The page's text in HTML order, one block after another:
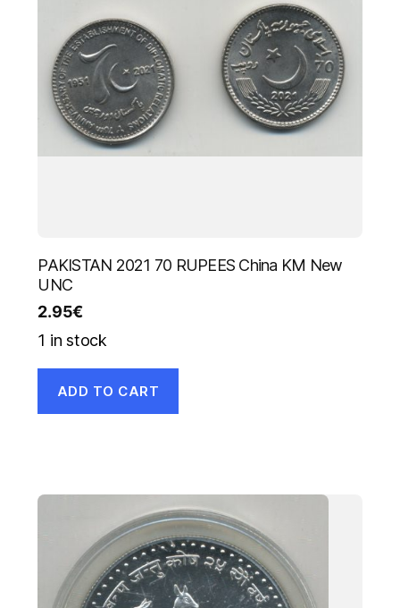
PAKISTAN 2021 70 RUPEES China KM New
UNC
2.95€
1 in stock
ADD TO CART